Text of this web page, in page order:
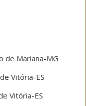
de Mariana-MG
Vitória-ES
Vitória-ES